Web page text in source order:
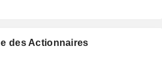
des Actionnaires